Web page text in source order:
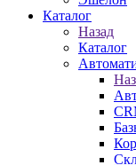
Каталог
Назад
Каталог